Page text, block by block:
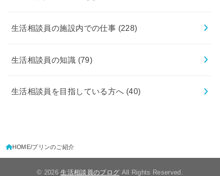
生活相談員の施設内での仕事 (228)
生活相談員の知識 (79)
生活相談員を目指している方へ (40)
HOME プリンのご紹介
© 2026生活相談員のブログ All Rights Reserved.